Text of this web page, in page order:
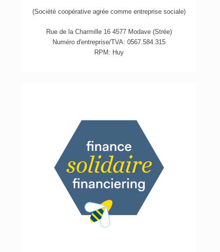
(Société coopérative agrée comme entreprise sociale)
Rue de la Charmille 16 4577 Modave (Strée)
Numéro d'entreprise/TVA: 0567.584.315
RPM: Huy